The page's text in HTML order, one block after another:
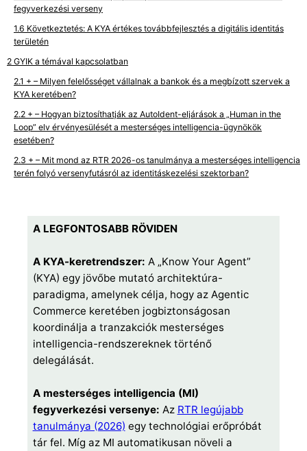
fegyverkezési verseny
Következtetés: A KYA értékes továbbfejlesztés a digitális identitás
területén
GYIK a témával kapcsolatban
+ – Milyen felelősséget vállalnak a bankok és a megbízott szervek a
KYA keretében?
+ – Hogyan biztosíthatják az AutoIdent-eljárások a „Human in the
Loop” elv érvényesülését a mesterséges intelligencia-ügynökök
esetében?
+ – Mit mond az RTR 2026-os tanulmánya a mesterséges intelligencia
terén folyó versenyfutásról az identitáskezelési szektorban?
A LEGFONTOSABB RÖVIDEN
A KYA-keretrendszer: A „Know Your Agent”
(KYA) egy jövőbe mutató architektúra-
paradigma, amelynek célja, hogy az Agentic
Commerce keretében jogbiztonságosan
koordinálja a tranzakciók mesterséges
intelligencia-rendszereknek történő
delegálását.
A mesterséges intelligencia (MI)
fegyverkezési versenye: Az RTR legújabb
tanulmánya (2026) egy technológiai erőpróbát
tár fel. Míg az MI automatikusan növeli a